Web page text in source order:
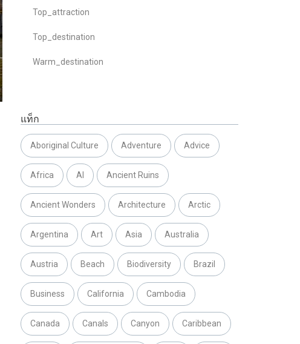
Top_attraction
Top_destination
Warm_destination
แท็ก
Aboriginal Culture Adventure Advice
Africa AI Ancient Ruins
Ancient Wonders Architecture Arctic
Argentina Art Asia Australia
Austria Beach Biodiversity Brazil
Business California Cambodia
Canada Canals Canyon Caribbean